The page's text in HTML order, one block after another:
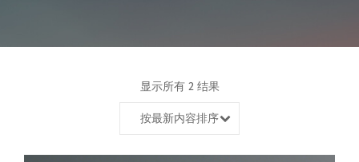
显示所有 2 结果
按最新内容排序